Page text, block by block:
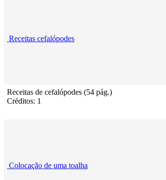
Receitas cefalópodes
Receitas de cefalópodes (54 pág.)
Créditos: 1
Colocação de uma toalha